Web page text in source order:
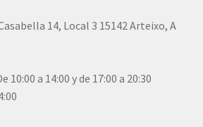
14, Local 3 15142 Arteixo, A
10:00 a 14:00 y de 17:00 a 20:30